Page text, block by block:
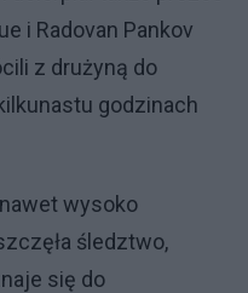
i Radovan Pankov
z drużyną do
godzinach
wysoko
śledztwo,
się do